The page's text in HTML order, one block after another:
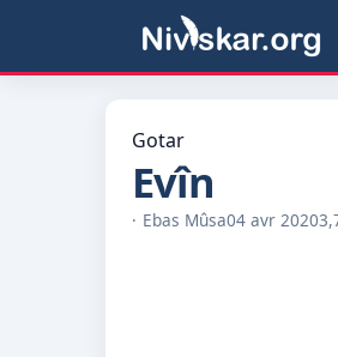
Gotar
Evîn
Ebas Mûsa04 avr 2020